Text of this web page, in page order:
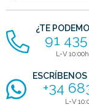
¿TE
91
L-V
+34
L-V